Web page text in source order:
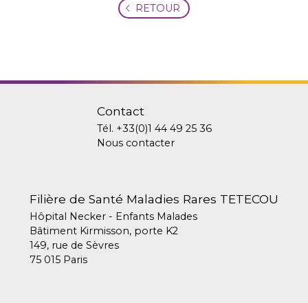
RETOUR
Contact
Tél. +33(0)1 44 49 25 36
Nous contacter
Filière de Santé Maladies Rares TETECOU
Hôpital Necker - Enfants Malades
Bâtiment Kirmisson, porte K2
149, rue de Sèvres
75 015 Paris